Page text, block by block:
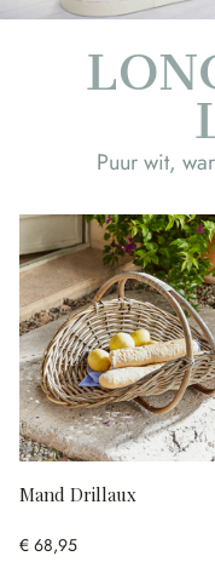
Puur wit,
Mand Drillaux
€ 68,95